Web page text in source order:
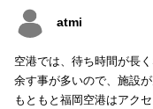
atmi
空港では、待ち時間が長
余す事が多いので、施設
もともと福岡空港はアク